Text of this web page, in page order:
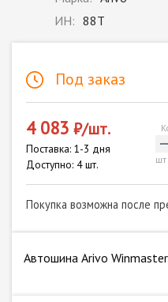
ИН: 88T
Под заказ
4 083 ₽/шт.
Поставка: 1-3 дня
Доступно: 4 шт.
-
Покупка возможна после
Автошина Arivo